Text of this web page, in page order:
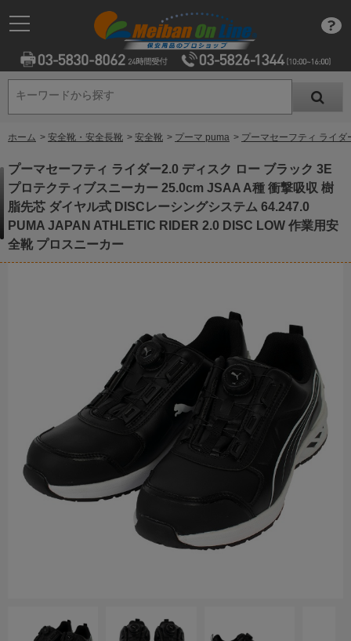
キーワードから探す
キーワードから探す
ホーム > 安全靴・安全長靴 > 安全靴 > プーマ puma > プーマセーフティ ライ
プーマセーフティ ライダー2.0 ディスク ロー ブラック 3E
プロテクティブスニーカー 25.0cm JSAA A種 衝撃吸収 樹
脂先芯 ダイヤル式 DISCレーシングシステム 64.247.0
PUMA JAPAN ATHLETIC RIDER 2.0 DISC LOW 作業用安
全靴 プロスニーカー